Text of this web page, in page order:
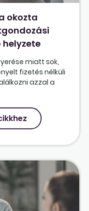
okozta
miatt sok,
fizetés nélküli
azzal a